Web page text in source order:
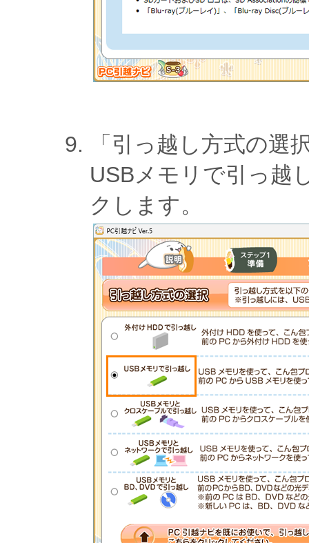
「引っ越し方式の
USBメモリで引っ越
クします。